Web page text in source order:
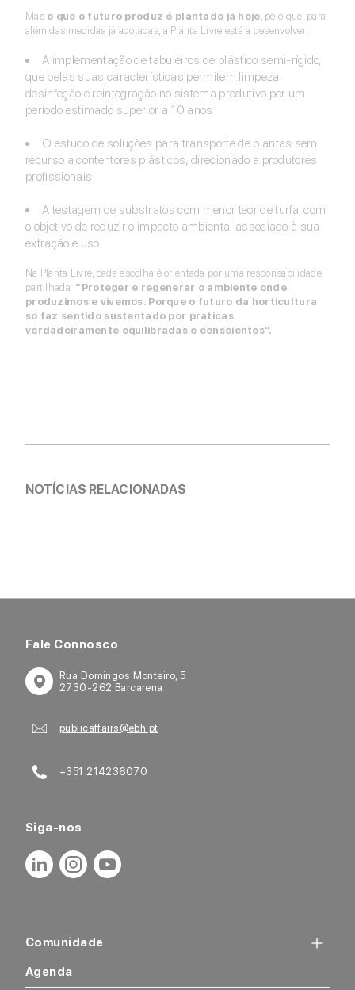
Mas o que o futuro produz é plantado já hoje, pelo que, para
além das medidas já adotadas, a Planta Livre está a desenvolver:
A implementação de tabuleiros de plástico semi-rígido,
que pelas suas características permitem limpeza,
desinfeção e reintegração no sistema produtivo por um
período estimado superior a 10 anos
O estudo de soluções para transporte de plantas sem
recurso a contentores plásticos, direcionado a produtores
profissionais
A testagem de substratos com menor teor de turfa, com
o objetivo de reduzir o impacto ambiental associado à sua
extração e uso.
Na Planta Livre, cada escolha é orientada por uma responsabilidade
partilhada: “Proteger e regenerar o ambiente onde
produzimos e vivemos. Porque o futuro da horticultura
só faz sentido sustentado por práticas
verdadeiramente equilibradas e conscientes”.
NOTÍCIAS RELACIONADAS
Fale Connosco
Rua Domingos Monteiro, 5
2730-262 Barcarena
publicaffairs@ebh.pt
+351 214236070
Siga-nos
Comunidade
Sobre
O que somos
Agenda